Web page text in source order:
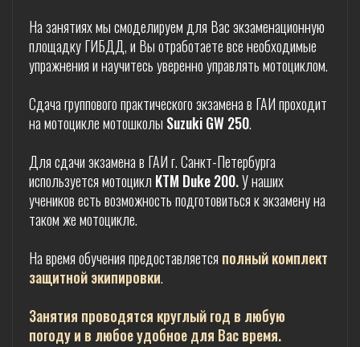
На занятиях мы смоделируем для Вас экзаменационную
площадку ГИБДД, и Вы отработаете все необходимые
упражнения и научитесь уверенно управлять мотоциклом.
Сдача группового практического экзамена в ГАИ проходит
на мотоцикле мотошколы Suzuki GW 250.
Для сдачи экзамена в ГАИ г. Санкт-Петербурга
используется мотоцикл KTM Duke 200.У наших
учеников есть возможность подготовиться к экзамену на
таком же мотоцикле.
На время обучения предоставляется полный комплект
защитной экипировки.
Занятия проводятся круглый год в любую
погоду и в любое удобное для Вас время.